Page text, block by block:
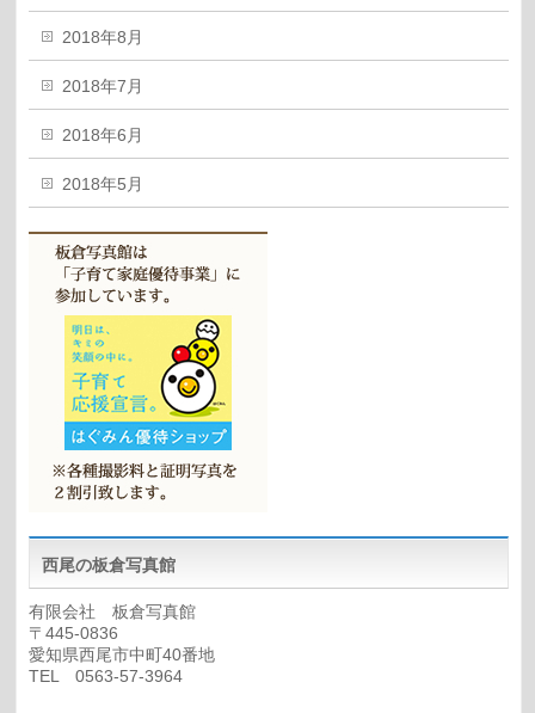
2018年8月
2018年7月
2018年6月
2018年5月
西尾の板倉写真館
有限会社 板倉写真館
〒445-0836
愛知県西尾市中町40番地
TEL 0563-57-3964